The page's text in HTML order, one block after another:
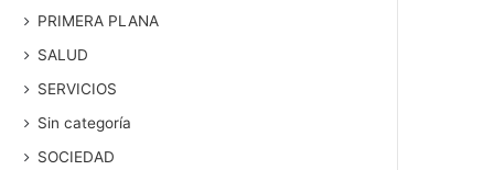
PRIMERA PLANA
SALUD
SERVICIOS
Sin categoría
SOCIEDAD